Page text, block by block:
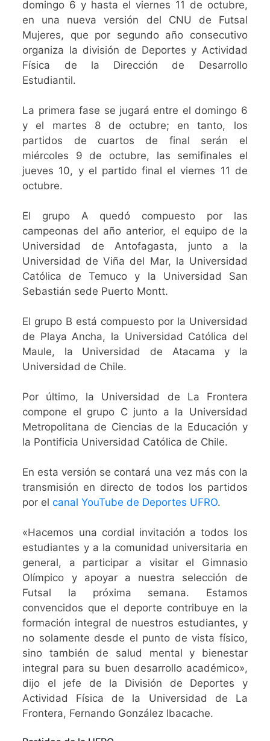
domingo 6 y hasta el viernes 11 de octubre,
en una nueva versión del CNU de Futsal
Mujeres, que por segundo año consecutivo
organiza la división de Deportes y Actividad
Física de la Dirección de Desarrollo
Estudiantil.
La primera fase se jugará entre el domingo 6
y el martes 8 de octubre; en tanto, los
partidos de cuartos de final serán el
miércoles 9 de octubre, las semifinales el
jueves 10, y el partido final el viernes 11 de
octubre.
El grupo A quedó compuesto por las
campeonas del año anterior, el equipo de la
Universidad de Antofagasta, junto a la
Universidad de Viña del Mar, la Universidad
Católica de Temuco y la Universidad San
Sebastián sede Puerto Montt.
El grupo B está compuesto por la Universidad
de Playa Ancha, la Universidad Católica del
Maule, la Universidad de Atacama y la
Universidad de Chile.
Por último, la Universidad de La Frontera
compone el grupo C junto a la Universidad
Metropolitana de Ciencias de la Educación y
la Pontificia Universidad Católica de Chile.
En esta versión se contará una vez más con la
transmisión en directo de todos los partidos
por elcanal YouTube de Deportes UFRO.
«Hacemos una cordial invitación a todos los
estudiantes y a la comunidad universitaria en
general, a participar a visitar el Gimnasio
Olímpico y apoyar a nuestra selección de
Futsal la próxima semana. Estamos
convencidos que el deporte contribuye en la
formación integral de nuestros estudiantes, y
no solamente desde el punto de vista físico,
sino también de salud mental y bienestar
integral para su buen desarrollo académico»,
dijo el jefe de la División de Deportes y
Actividad Física de la Universidad de La
Frontera, Fernando González Ibacache.